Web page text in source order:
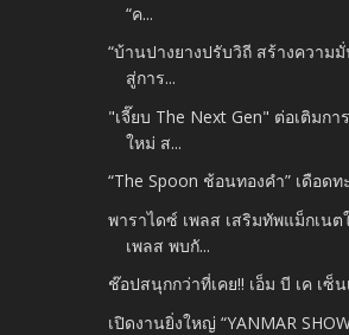
“ค...
“บ้านปางยางปรับวิถี สร้างความ
สู่การ...
"เจี๊ยบ The Next Gen" ต่อเติมกา
ใหม่ ส...
“The Spoon ช้อนทองคำ” เดือดท
พาราไดซ์ เพลส เสริมทัพแม็กเนต
เพลส พบกั...
ช๊อปสนุกกว่าที่เคย!! เอ็ม บี เค เซ็
เปิดงานยิ่งใหญ่ “YANMAR